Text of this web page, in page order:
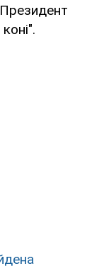
Президент